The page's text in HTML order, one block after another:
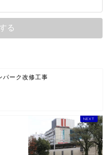
パーク改修工事